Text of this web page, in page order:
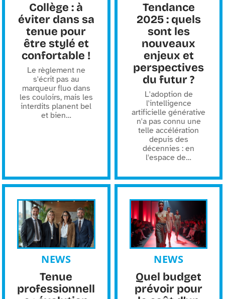
Collège : à
éviter dans sa
tenue pour
être stylé et
confortable !
Le règlement ne
s'écrit pas au
marqueur fluo dans
les couloirs, mais les
interdits planent bel
et bien…
Tendance
2025 : quels
sont les
nouveaux
enjeux et
perspectives
du futur ?
L'adoption de
l'intelligence
artificielle générative
n'a pas connu une
telle accélération
depuis des
décennies : en
l'espace de…
NEWS
Tenue
professionnell
NEWS
Quel budget
prévoir pour